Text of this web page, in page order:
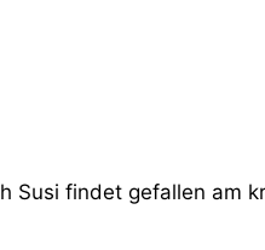
Susi findet gefallen am